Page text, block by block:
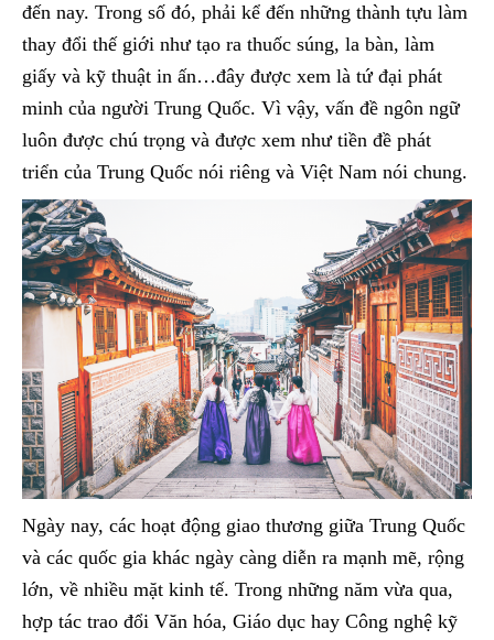
đến nay. Trong số đó, phải kể đến những thành tựu làm
thay đổi thế giới như tạo ra thuốc súng, la bàn, làm
giấy và kỹ thuật in ấn…đây được xem là tứ đại phát
minh của người Trung Quốc. Vì vậy, vấn đề ngôn ngữ
luôn được chú trọng và được xem như tiền đề phát
triển của Trung Quốc nói riêng và Việt Nam nói chung.
Ngày nay, các hoạt động giao thương giữa Trung Quốc
và các quốc gia khác ngày càng diễn ra mạnh mẽ, rộng
lớn, về nhiều mặt kinh tế. Trong những năm vừa qua,
hợp tác trao đổi Văn hóa, Giáo dục hay Công nghệ kỹ